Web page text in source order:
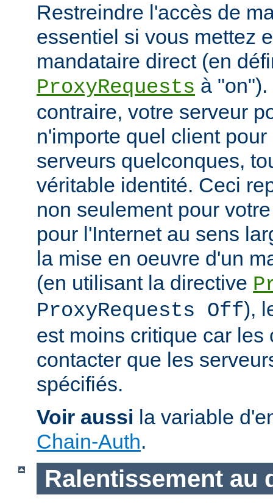
Restreindre l'accès de
essentiel si vous mettez
mandataire direct (en
ProxyRequests à
contraire, votre serveur
n'importe quel client
serveurs quelconques,
véritable identité. Ceci
non seulement pour
pour l'Internet au sens
la mise en oeuvre d'un
(en utilisant la directive
ProxyRequests Off),
est moins critique car les
contacter que les
spécifiés.
Voir aussi la variable
Chain-Auth.
Ralentissement au